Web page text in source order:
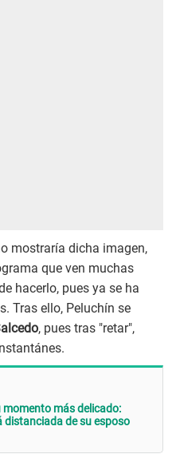
mostraría dicha imagen,
que ven muchas
hacerlo, pues ya se ha
Tras ello, Peluchín se
, pues tras "retar",
más delicado:
distanciada de su esposo